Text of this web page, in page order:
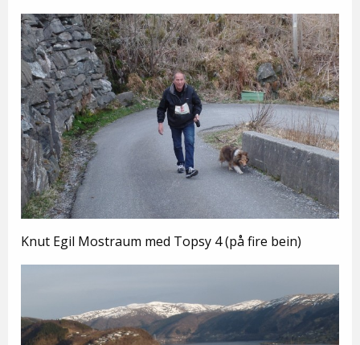
Knut Egil Mostraum med Topsy 4 (på fire bein)